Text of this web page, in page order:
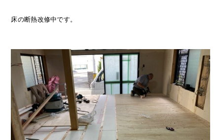
床の断熱改修中です。